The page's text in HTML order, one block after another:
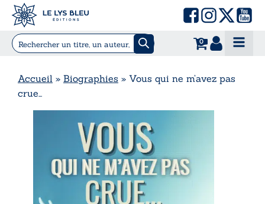
0
Accueil » Biographies » Vous qui ne m’avez pas
crue…